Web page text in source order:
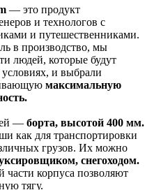
— это продукт
и технологов с
и путешественниками.
в производство, мы
людей, которые будут
и выбрали
максимальную
— борта, высотой 400 мм.
как для транспортировки
грузов. Их можно
снегоходом.
части корпуса позволяют
тягу.